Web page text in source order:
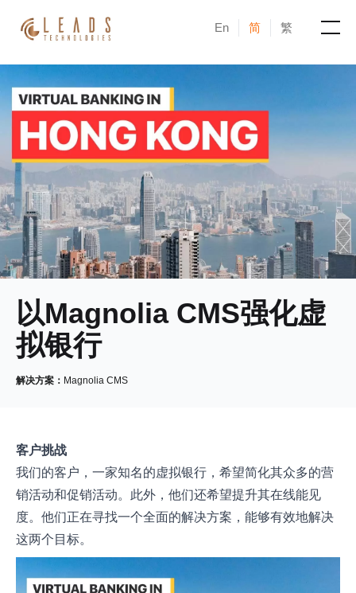
En 简 繁
产品
服务
成功案例
新闻与活动
博客
关于凝新
以Magnolia CMS强化虚
拟银行
解决方案： Magnolia CMS
客户挑战
我们的客户，一家知名的虚拟银行，希望简化其众多的营
销活动和促销活动。此外，他们还希望提升其在线能见
度。他们正在寻找一个全面的解决方案，能够有效地解决
这两个目标。